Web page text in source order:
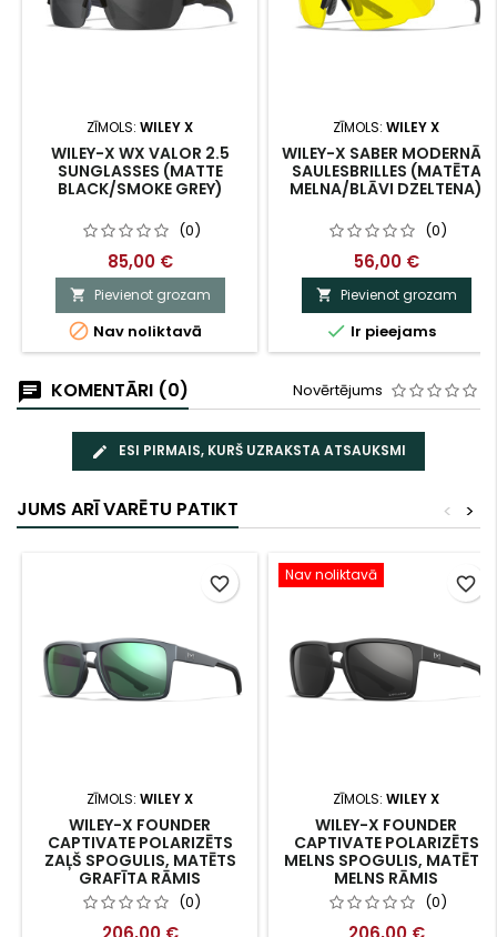
ZĪMOLS: WILEY X
WILEY-X WX VALOR 2.5
SUNGLASSES (MATTE
BLACK/SMOKE GREY)
(0)
85,00 €
 Pievienot grozam
 Nav noliktavā
ZĪMOLS: WILEY X
WILEY-X SABER MODERNĀS
SAULESBRILLES (MATĒTA
MELNA/BLĀVI DZELTENA)
(0)
56,00 €
 Pievienot grozam
 Ir pieejams
KOMENTĀRI (0) Novērtējums
ESI PIRMAIS, KURŠ UZRAKSTA ATSAUKSMI
JUMS ARĪ VARĒTU PATIKT >
<
ZĪMOLS: WILEY X
WILEY-X FOUNDER
CAPTIVATE POLARIZĒTS
ZAĻŠ SPOGULIS, MATĒTS
GRAFĪTA RĀMIS
(0)
favorite_border Nav noliktavā
ZĪMOLS: WILEY X
WILEY-X FOUNDER
CAPTIVATE POLARIZĒTS
MELNS SPOGULIS, MATĒTS
MELNS RĀMIS
(0)
favorite_border